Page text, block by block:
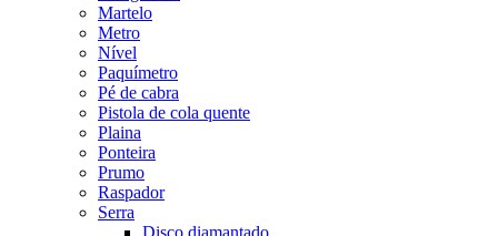
Martelo
Metro
Nível
Paquímetro
Pé de cabra
Pistola de cola quente
Plaina
Ponteira
Prumo
Raspador
Serra
Disco diamantado